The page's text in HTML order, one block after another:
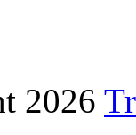
2026